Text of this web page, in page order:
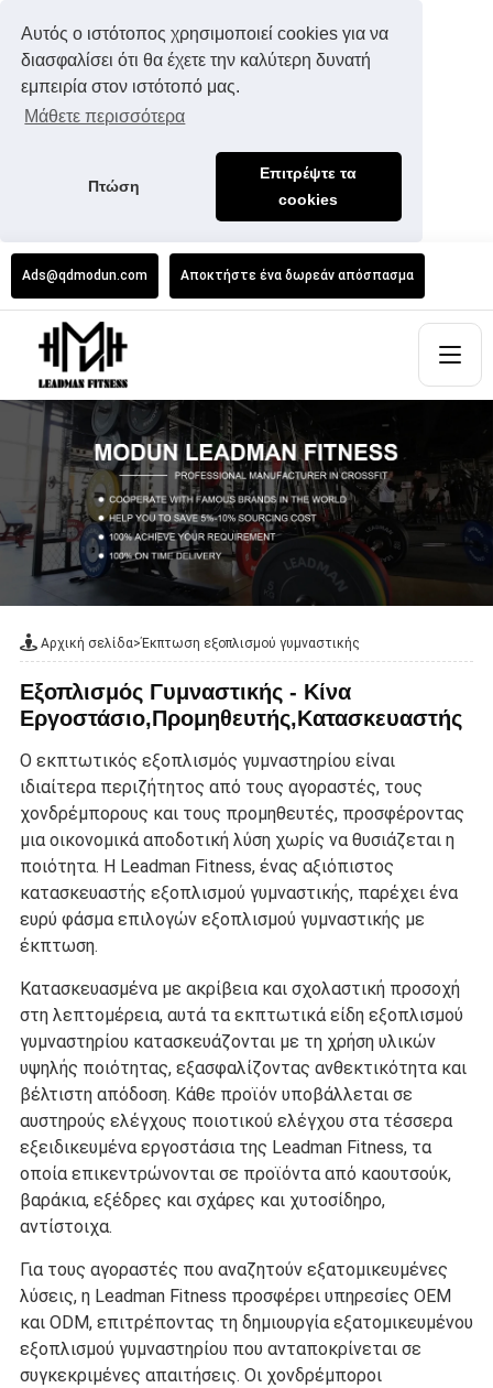
Αυτός ο ιστότοπος χρησιμοποιεί cookies για να
διασφαλίσει ότι θα έχετε την καλύτερη δυνατή
εμπειρία στον ιστότοπό μας.
Μάθετε περισσότερα
Πτώση
Επιτρέψτε τα
cookies
Ads@qdmodun.com Αποκτήστε ένα δωρεάν απόσπασμα
Αρχική σελίδα>Έκπτωση εξοπλισμού γυμναστικής
Εξοπλισμός Γυμναστικής - Κίνα
Εργοστάσιο,Προμηθευτής,Κατασκευαστής
Ο εκπτωτικός εξοπλισμός γυμναστηρίου είναι
ιδιαίτερα περιζήτητος από τους αγοραστές, τους
χονδρέμπορους και τους προμηθευτές, προσφέροντας
μια οικονομικά αποδοτική λύση χωρίς να θυσιάζεται η
ποιότητα. Η Leadman Fitness, ένας αξιόπιστος
κατασκευαστής εξοπλισμού γυμναστικής, παρέχει ένα
ευρύ φάσμα επιλογών εξοπλισμού γυμναστικής με
έκπτωση.
Κατασκευασμένα με ακρίβεια και σχολαστική προσοχή
στη λεπτομέρεια, αυτά τα εκπτωτικά είδη εξοπλισμού
γυμναστηρίου κατασκευάζονται με τη χρήση υλικών
υψηλής ποιότητας, εξασφαλίζοντας ανθεκτικότητα και
βέλτιστη απόδοση. Κάθε προϊόν υποβάλλεται σε
αυστηρούς ελέγχους ποιοτικού ελέγχου στα τέσσερα
εξειδικευμένα εργοστάσια της Leadman Fitness, τα
οποία επικεντρώνονται σε προϊόντα από καουτσούκ,
βαράκια, εξέδρες και σχάρες και χυτοσίδηρο,
αντίστοιχα.
Για τους αγοραστές που αναζητούν εξατομικευμένες
λύσεις, η Leadman Fitness προσφέρει υπηρεσίες OEM
και ODM, επιτρέποντας τη δημιουργία εξατομικευμένου
εξοπλισμού γυμναστηρίου που ανταποκρίνεται σε
συγκεκριμένες απαιτήσεις. Οι χονδρέμποροι